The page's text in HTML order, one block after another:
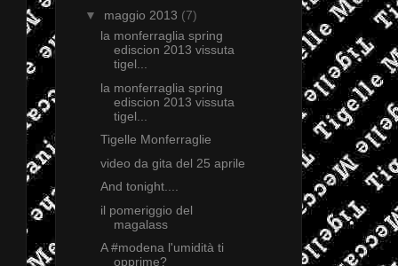
▼ maggio 2013 (7)
la monferraglia spring
ediscion 2013 vissuta
tigel...
la monferraglia spring
ediscion 2013 vissuta
tigel...
Tigelle Monferraglie
video da gita del 25 aprile
And tonight....
il pomeriggio del
magalass
A #modena l'umidità ti
opprime?